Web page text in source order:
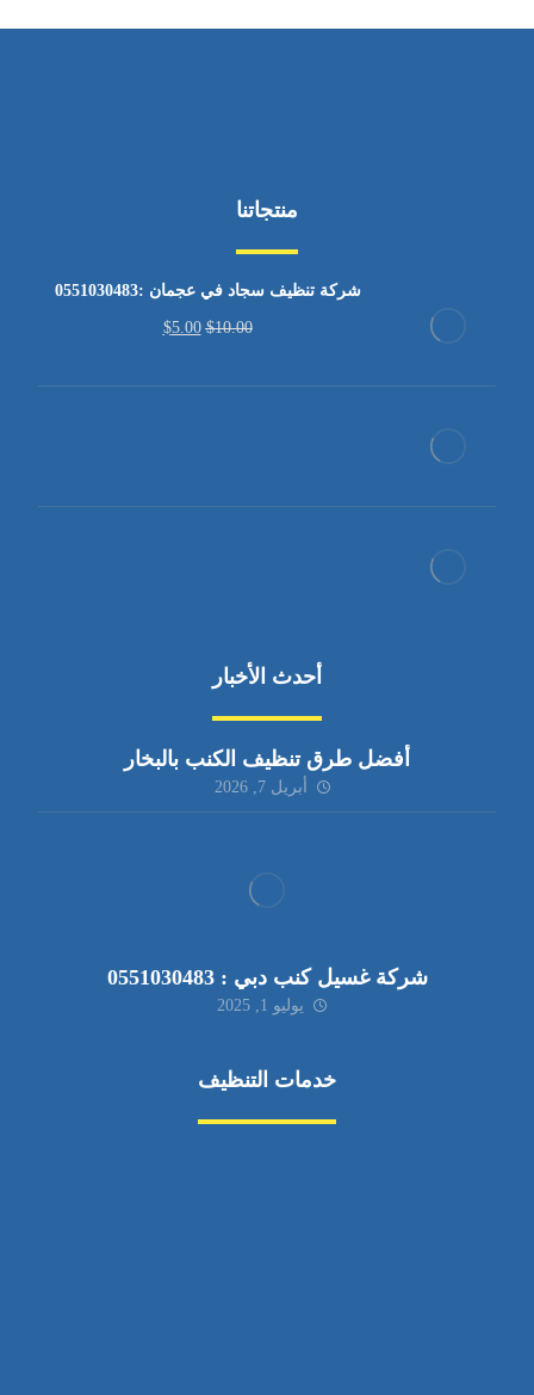
منتجاتنا
شركة تنظيف سجاد في عجمان :0551030483
$10.00
$5.00
أحدث الأخبار
أفضل طرق تنظيف الكنب بالبخار
أبريل 7, 2026
شركة غسيل كنب دبي : 0551030483
يوليو 1, 2025
خدمات التنظيف